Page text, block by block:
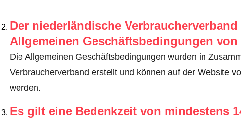
Der niederländische
Allgemeinen Geschäftsbedingungen
Die Allgemeinen Geschäftsbedingungen wurden in
Verbraucherverband erstellt und können auf der Website
werden.
Es gilt eine Bedenkzeit von mindestens